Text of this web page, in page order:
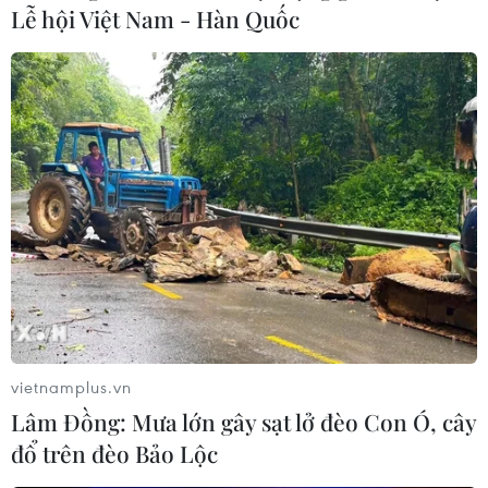
cuộc tấn công mạng của nước này.
Mỹ sắp sửa tiến hành cải tổ lớn Bộ chỉ huy
không gian mạng
Lễ hội Việt Nam - Hàn Quốc
vietnamplus.vn
Lâm Đồng: Mưa lớn gây sạt lở đèo Con Ó, cây
đổ trên đèo Bảo Lộc